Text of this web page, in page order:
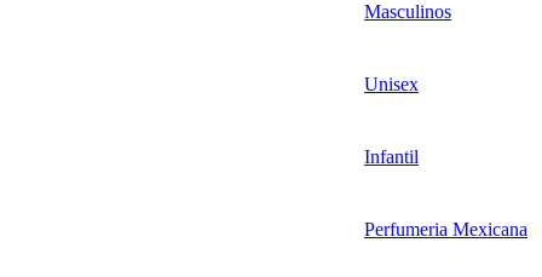
Masculinos
Unisex
Infantil
Perfumeria Mexicana